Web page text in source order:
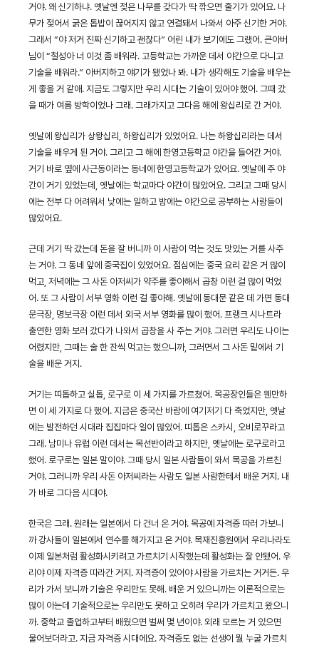
거야. 왜 신기하냐. 옛날엔 젖은 나무를 갖다가 딱 깎으면 줄기가 있어요. 나
무가 젖어서 굵은 톱밥이 끊어지지 않고 연결돼서 나와서 아주 신기한 거야.
그래서 “야 저거 진짜 신기하고 괜찮다” 어린 내가 보기에도 그랬어. 큰아버
님이 “철성아 너 이것 좀 배워라. 고등학교는 가까운 데서 야간으로 다니고
기술을 배워라.” 아버지하고 얘기가 됐었나 봐. 내가 생각해도 기술을 배우는
게 좋을 거 같애. 지금도 그렇지만 우리 시대는 기술이 있어야 했어. 그때 갔
을 때가 여름 방학이었나 그래. 그래가지고 그다음 해에 왕십리로 간 거야.
옛날에 왕십리가 상왕십리, 하왕십리가 있었어요. 나는 하왕십리라는 데서
기술을 배우게 된 거야. 그리고 그 해에 한영고등학교 야간을 들어간 거야.
거기 바로 옆에 사근동이라는 동네에 한영고등학교가 있어요. 옛날에 주 야
간이 거기 있었는데, 옛날에는 학교마다 야간이 많았어요. 그리고 그때 당시
에는 전부 다 어려워서 낮에는 일하고 밤에는 야간으로 공부하는 사람들이
많았어요.
근데 거기 딱 갔는데 돈을 잘 버니까 이 사람이 먹는 것도 맛있는 거를 사주
는 거야. 그 동네 앞에 중국집이 있었어요. 점심에는 중국 요리 같은 거 많이
먹고, 저녁에는 그 사돈 아저씨가 약주를 좋아해서 곱창 이런 걸 많이 먹었
어. 또 그 사람이 서부 영화 이런 걸 좋아해. 옛날에 동대문 같은 데 가면 동대
문극장, 명보극장 이런 데서 외국 서부 영화를 많이 했어. 프랭크 시나트라
출연한 영화 보러 갔다가 나와서 곱창을 사 주는 거야. 그러면 우리도 나이는
어렸지만, 그때는 술 한 잔씩 먹고는 했으니까, 그러면서 그 사돈 밑에서 기
술을 배운 거지.
거기는 띠톱하고 실톱, 로구로 이 세 가지를 가르쳤어. 목공장인들은 웬만하
면 이 세 가지로 다 했어. 지금은 중국산 바람에 여기저기 다 죽었지만, 옛날
에는 발전하던 시대라 집집마다 일이 많았어. 띠톱은 스카시, 오비로꾸라고
그래. 남미나 유럽 이런 데서는 목선반이라고 하지만, 옛날에는 로구로라고
했어. 로구로는 일본 말이야. 그때 당시 일본 사람들이 와서 목공을 가르친
거야. 그러니까 우리 사돈 아저씨라는 사람도 일본 사람한테서 배운 거지. 내
가 바로 그다음 시대야.
한국은 그래. 원래는 일본에서 다 건너 온 거야. 목공예 자격증 따러 가보니
까 강사들이 일본에서 연수를 해가지고 온 거야. 목재진흥원에서 우리나라도
이제 일본처럼 활성화시키려고 가르치기 시작했는데 활성화는 잘 안됐어. 우
리야 이제 자격증 따라간 거지. 자격증이 있어야 사람을 가르치는 거거든. 우
리가 가서 보니까 기술은 우리만도 못해. 배운 거 있으니까는 이론적으로는
많이 아는데 기술적으로는 우리만도 못하고 오히려 우리가 가르치고 왔으니
까. 중학교 졸업하고부터 배웠으면 벌써 몇 년이야. 외래 모르는 거 있으면
물어보더라고. 지금 자격증 시대에요. 자격증도 없는 선생이 뭘 누굴 가르치